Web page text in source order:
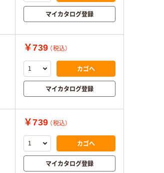
マイカタログ登録
￥739 （税込）
カゴへ
マイカタログ登録
￥739 （税込）
カゴへ
マイカタログ登録